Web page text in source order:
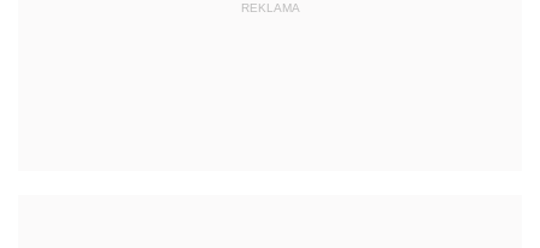
REKLAMA